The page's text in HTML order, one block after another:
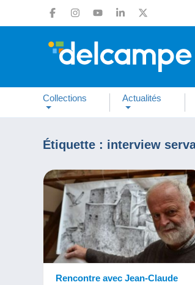
Collections Actualités
Étiquette : interview
Rencontre avec Jean-Claude